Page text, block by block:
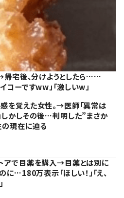
帰宅後、分けようとしたら……
コーですww」「激しいw」
を覚えた女性。→医師「異常は
しかしその後…判明した”まさか
の現在に迫る
アで目薬を購入→目薬とは別に
に…180万表示「ほしい！」「え、